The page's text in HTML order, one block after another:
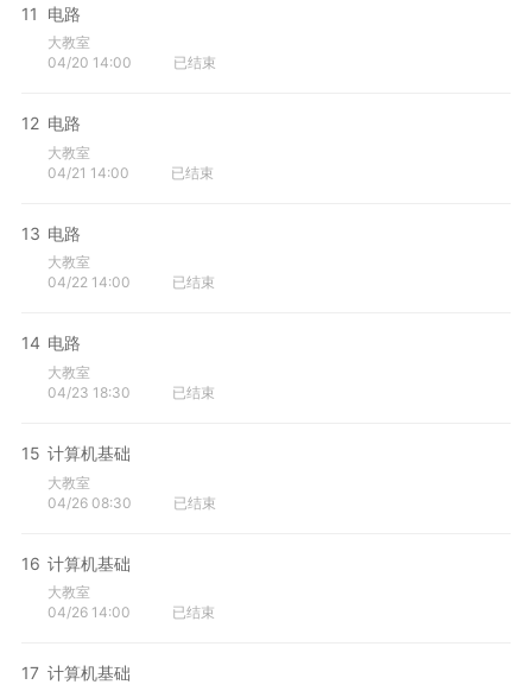
11 电路
大教室
04/20 14:00
已结束
12 电路
大教室
04/21 14:00
已结束
13 电路
大教室
04/22 14:00
已结束
14 电路
大教室
04/23 18:30
已结束
15 计算机基础
大教室
04/26 08:30
已结束
16 计算机基础
大教室
04/26 14:00
已结束
17 计算机基础